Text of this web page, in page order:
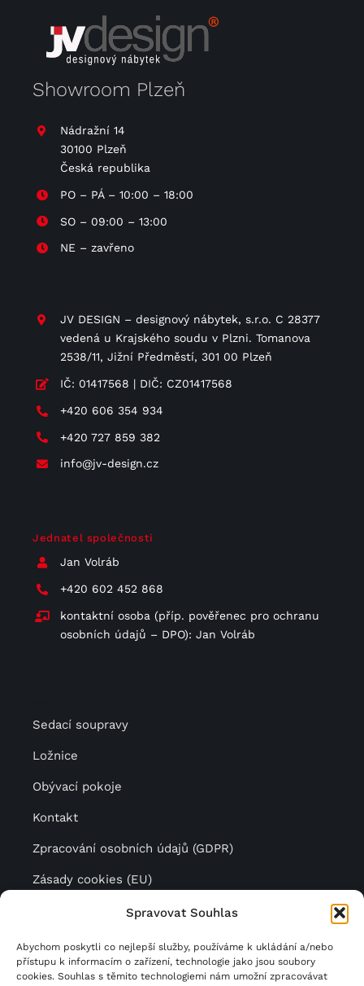
Spravovat Souhlas
Abychom poskytli co nejlepší služby, používáme k ukládání a/nebo
přístupu k informacím o zařízení, technologie jako jsou soubory
cookies. Souhlas s těmito technologiemi nám umožní zpracovávat
Showroom Plzeň
Nádražní 14
30100 Plzeň
Česká republika
PO – PÁ – 10:00 – 18:00
SO – 09:00 – 13:00
NE – zavřeno
JV DESIGN – designový nábytek, s.r.o. C 28377
vedená u Krajského soudu v Plzni. Tomanova
2538/11, Jižní Předměstí, 301 00 Plzeň
IČ: 01417568 | DIČ: CZ01417568
+420 606 354 934
+420 727 859 382
info@jv-design.cz
Jednatel společnosti
Jan Volráb
+420 602 452 868
kontaktní osoba (příp. pověřenec pro ochranu
osobních údajů – DPO): Jan Volráb
Sedací soupravy
Ložnice
Obývací pokoje
Kontakt
Zpracování osobních údajů (GDPR)
Zásady cookies (EU)
Další krásný luxusní nábytek
najdete na stránkách naší